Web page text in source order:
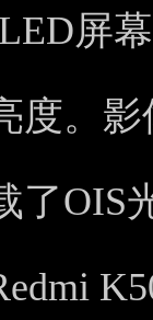
屏
度。
了OIS